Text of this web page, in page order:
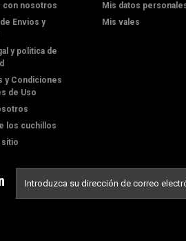
con nosotros
Envios y
y politica de
y Condiciones
de Uso
los cuchillos
sitio
Mis datos
Mis vales